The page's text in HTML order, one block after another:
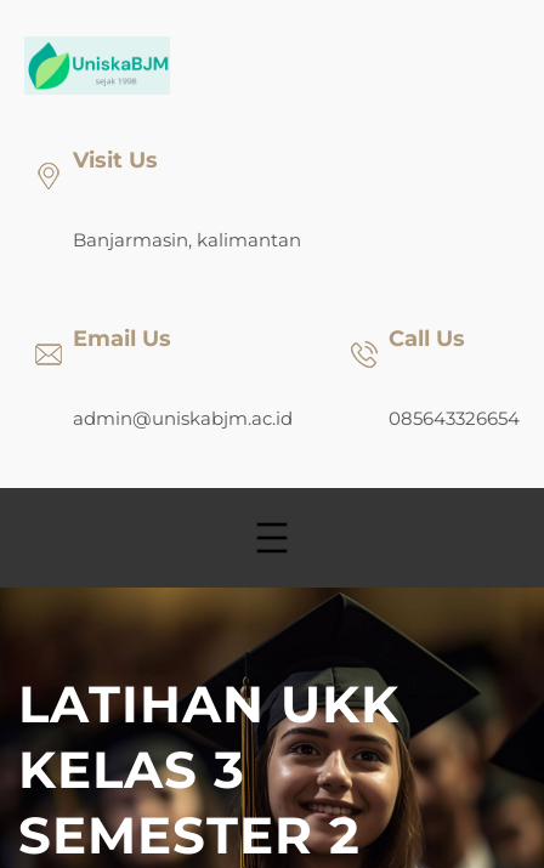
content
Visit Us
Banjarmasin, kalimantan
Email Us
admin@uniskabjm.ac.id
Call Us
085643326654
LATIHAN UKK
KELAS 3
SEMESTER 2